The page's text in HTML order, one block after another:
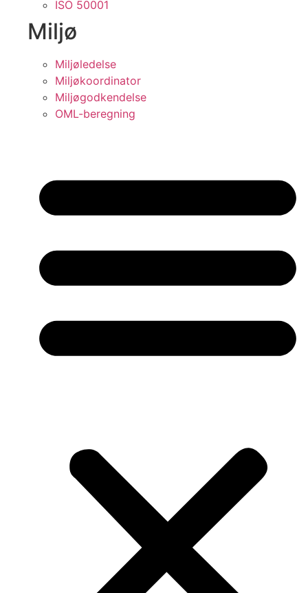
ISO 50001
Miljø
Miljøledelse
Miljøkoordinator
Miljøgodkendelse
OML-beregning